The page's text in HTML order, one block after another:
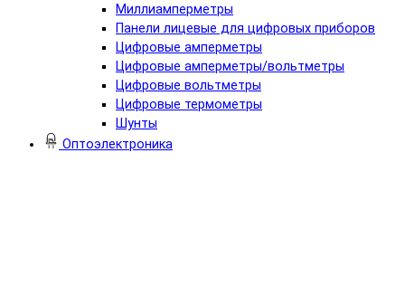
Миллиамперметры
Панели лицевые для цифровых приборов
Цифровые амперметры
Цифровые амперметры/вольтметры
Цифровые вольтметры
Цифровые термометры
Шунты
Оптоэлектроника